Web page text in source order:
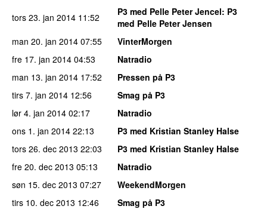
tors 23. jan 2014 11:52 P3 med Pelle Peter Jencel: P3
med Pelle Peter Jensen
man 20. jan 2014 07:55
VinterMorgen
fre 17. jan 2014 04:53
Natradio
man 13. jan 2014 17:52
Pressen på P3
tirs 7. jan 2014 12:56
Smag på P3
lør 4. jan 2014 02:17
Natradio
ons 1. jan 2014 22:13
P3 med Kristian Stanley Halse
tors 26. dec 2013 22:03
P3 med Kristian Stanley Halse
fre 20. dec 2013 05:13
Natradio
søn 15. dec 2013 07:27
WeekendMorgen
tirs 10. dec 2013 12:46
Smag på P3